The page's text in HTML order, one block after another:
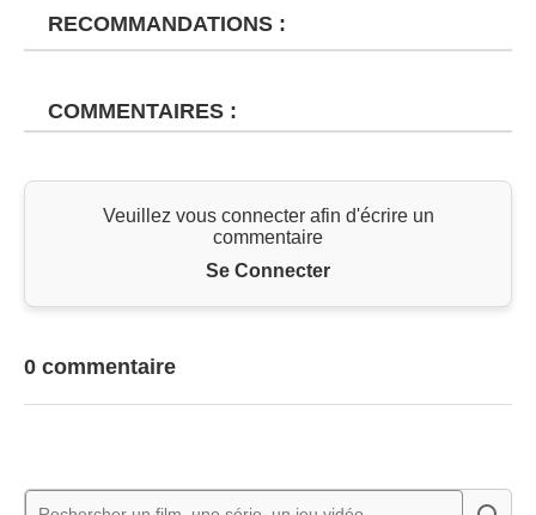
RECOMMANDATIONS :
COMMENTAIRES :
Veuillez vous connecter afin d'écrire un
commentaire
Se Connecter
0 commentaire